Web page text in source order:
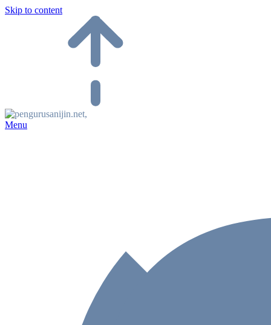
Skip to content
Menu